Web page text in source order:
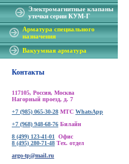
Электромагнитные клапаны
утечки серии КУМ-Г
Арматура специального
назначения
Вакуумная арматура
Контакты
117105, Россия, Москва
Нагорный проезд, д. 7
+7 (985) 065-30-28 МТС WhatsApp
+7 (968) 948-68-76 Билайн
8 (499) 123-41-01 Офис
8 (495) 280-71-48 Тех. отдел
argo-tp@mail.ru